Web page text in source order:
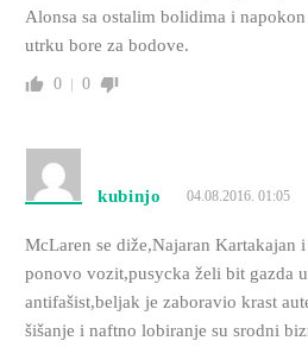
Alonsa sa ostalim bolidima i
utrku bore za bodove.
0 0
kubinjo 04.08.2016. 01:05
McLaren se diže,Najaran Kartakajan
ponovo vozit,pusycka želi bit gazda
antifašist,beljak je zaboravio krast
šišanje i naftno lobiranje su srodni